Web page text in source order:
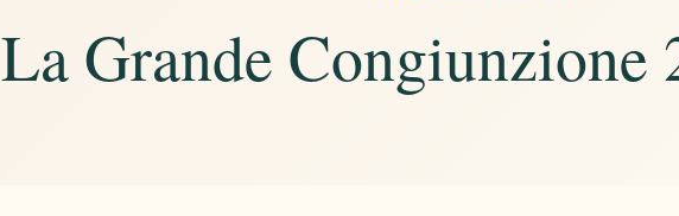
La Grande Congiunzione